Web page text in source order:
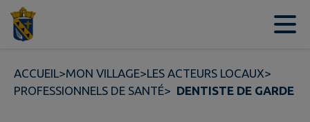
Contenu
ACCUEIL>MON VILLAGE>LES ACTEURS LOCAUX>
PROFESSIONNELS DE SANTÉ> DENTISTE DE GARDE